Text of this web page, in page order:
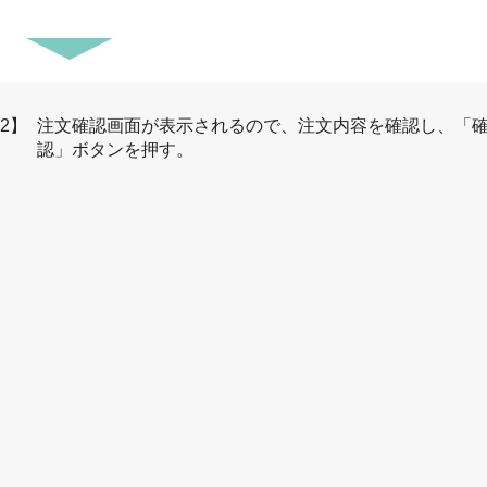
】
注文確認画面が表示されるので、注文内容を確認し、「
認」ボタンを押す。